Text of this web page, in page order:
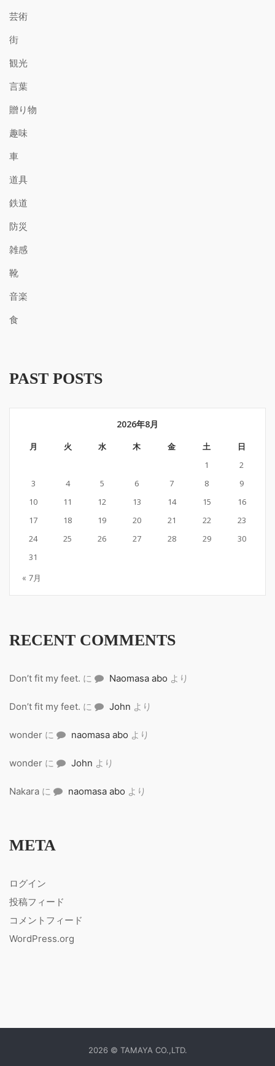
芸術
街
観光
言葉
贈り物
趣味
車
道具
鉄道
防災
雑感
靴
音楽
食
PAST POSTS
2026年8月
月 火 水 木 金 土
日
1
2
3
4 5 6 7 8
9
10
11 12 13 14 15
16
17
18 19 20 21 22
23
24
25 26 27 28 29
30
31
« 7月
RECENT COMMENTS
Don’t fit my feet. に Naomasa abo より
Don’t fit my feet. に John より
wonder に naomasa abo より
wonder に John より
Nakara に naomasa abo より
META
ログイン
投稿フィード
コメントフィード
WordPress.org
2026 © TAMAYA CO.,LTD.